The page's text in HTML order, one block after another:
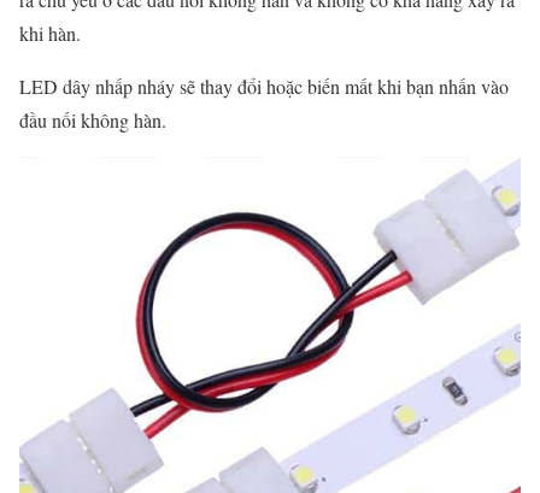
khi hàn.
LED dây nhấp nháy sẽ thay đổi hoặc biến mất khi bạn nhấn vào
đầu nối không hàn.